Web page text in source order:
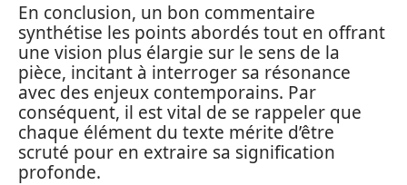
En conclusion, un bon commentaire
synthétise les points abordés tout en offrant
une vision plus élargie sur le sens de la
pièce, incitant à interroger sa résonance
avec des enjeux contemporains. Par
conséquent, il est vital de se rappeler que
chaque élément du texte mérite d’être
scruté pour en extraire sa signification
profonde.